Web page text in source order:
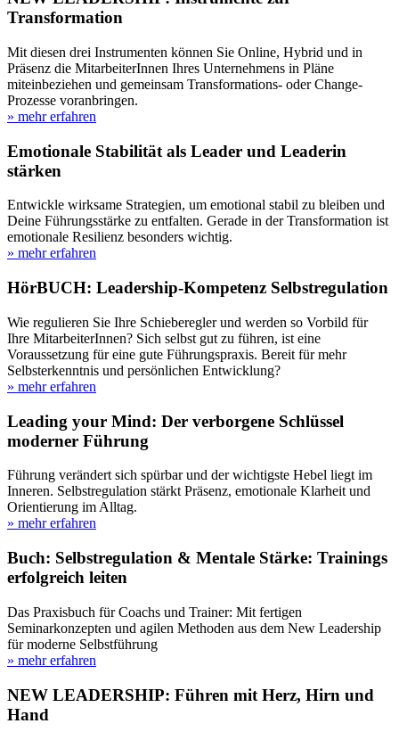
Transformation
Mit diesen drei Instrumenten können Sie Online, Hybrid und in
Präsenz die MitarbeiterInnen Ihres Unternehmens in Pläne
miteinbeziehen und gemeinsam Transformations- oder Change-
Prozesse voranbringen.
» mehr erfahren
Emotionale Stabilität als Leader und Leaderin
stärken
Entwickle wirksame Strategien, um emotional stabil zu bleiben und
Deine Führungsstärke zu entfalten. Gerade in der Transformation ist
emotionale Resilienz besonders wichtig.
» mehr erfahren
HörBUCH: Leadership-Kompetenz Selbstregulation
Wie regulieren Sie Ihre Schieberegler und werden so Vorbild für
Ihre MitarbeiterInnen? Sich selbst gut zu führen, ist eine
Voraussetzung für eine gute Führungspraxis. Bereit für mehr
Selbsterkenntnis und persönlichen Entwicklung?
» mehr erfahren
Leading your Mind: Der verborgene Schlüssel
moderner Führung
Führung verändert sich spürbar und der wichtigste Hebel liegt im
Inneren. Selbstregulation stärkt Präsenz, emotionale Klarheit und
Orientierung im Alltag.
» mehr erfahren
Buch: Selbstregulation & Mentale Stärke: Trainings
erfolgreich leiten
Das Praxisbuch für Coachs und Trainer: Mit fertigen
Seminarkonzepten und agilen Methoden aus dem New Leadership
für moderne Selbstführung
» mehr erfahren
NEW LEADERSHIP: Führen mit Herz, Hirn und
Hand